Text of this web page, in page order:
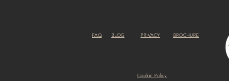
FAQ BLOG PRIVACY BROCHURE
Cookie Policy